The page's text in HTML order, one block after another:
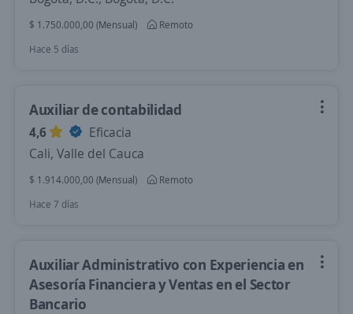
$ 1.750.000,00 (Mensual)
Remoto
Hace 5 días
Auxiliar de contabilidad
4,6
Eficacia
Cali, Valle del Cauca
$ 1.914.000,00 (Mensual)
Remoto
Hace 7 días
Auxiliar Administrativo con Experiencia en
Asesoría Financiera y Ventas en el Sector
Bancario